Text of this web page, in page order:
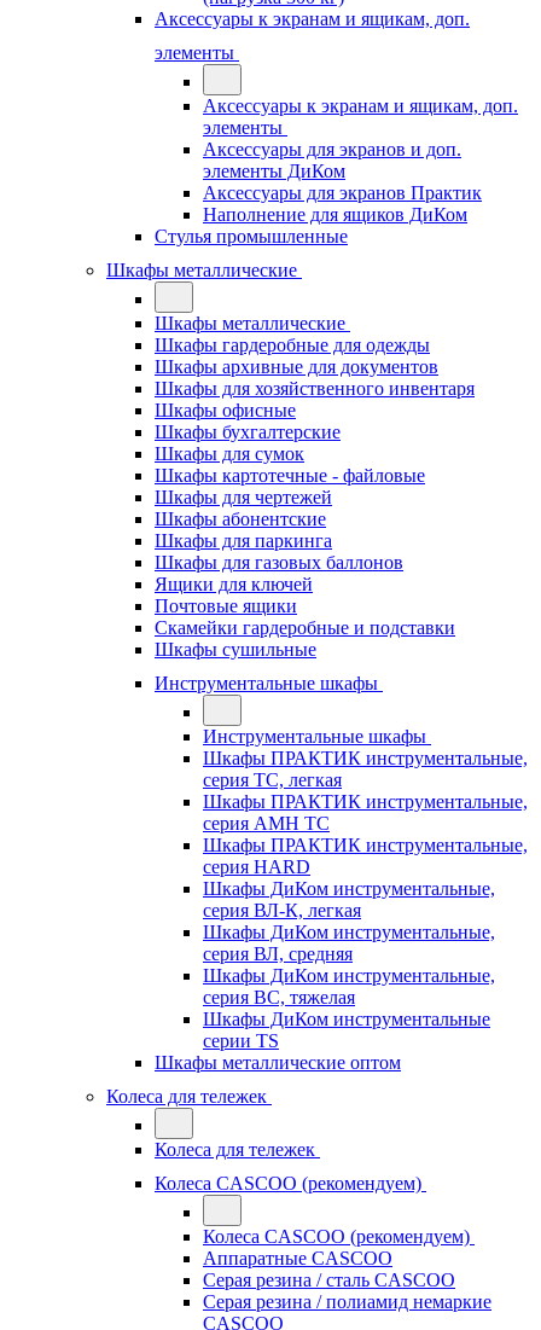
Аксессуары к экранам и ящикам, доп.
элементы
Аксессуары к экранам и ящикам, доп.
элементы
Аксессуары для экранов и доп.
элементы ДиКом
Аксессуары для экранов Практик
Наполнение для ящиков ДиКом
Стулья промышленные
Шкафы металлические
Шкафы металлические
Шкафы гардеробные для одежды
Шкафы архивные для документов
Шкафы для хозяйственного инвентаря
Шкафы офисные
Шкафы бухгалтерские
Шкафы для сумок
Шкафы картотечные - файловые
Шкафы для чертежей
Шкафы абонентские
Шкафы для паркинга
Шкафы для газовых баллонов
Ящики для ключей
Почтовые ящики
Скамейки гардеробные и подставки
Шкафы сушильные
Инструментальные шкафы
Инструментальные шкафы
Шкафы ПРАКТИК инструментальные,
серия ТC, легкая
Шкафы ПРАКТИК инструментальные,
серия AMH TC
Шкафы ПРАКТИК инструментальные,
серия HARD
Шкафы ДиКом инструментальные,
cерия ВЛ-К, легкая
Шкафы ДиКом инструментальные,
серия ВЛ, средняя
Шкафы ДиКом инструментальные,
серия ВС, тяжелая
Шкафы ДиКом инструментальные
серии TS
Шкафы металлические оптом
Колеса для тележек
Колеса для тележек
Колеса CASCOO (рекомендуем)
Колеса CASCOO (рекомендуем)
Аппаратные CASCOO
Серая резина / сталь CASCOO
Серая резина / полиамид немаркие
CASCOO